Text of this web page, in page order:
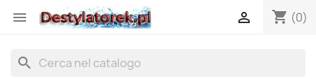
 shopping_cart (0)

search